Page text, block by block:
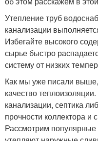
Утепление труб
канализации
Избегайте высокого
сырье быстро
систему от низких
Как мы уже писали
качество
канализации, септика
прочности коллектора и
Рассмотрим